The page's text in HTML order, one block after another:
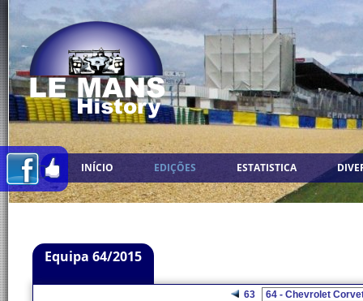
INÍCIO EDIÇÕES ESTATISTICA
Equipa 64/2015
63